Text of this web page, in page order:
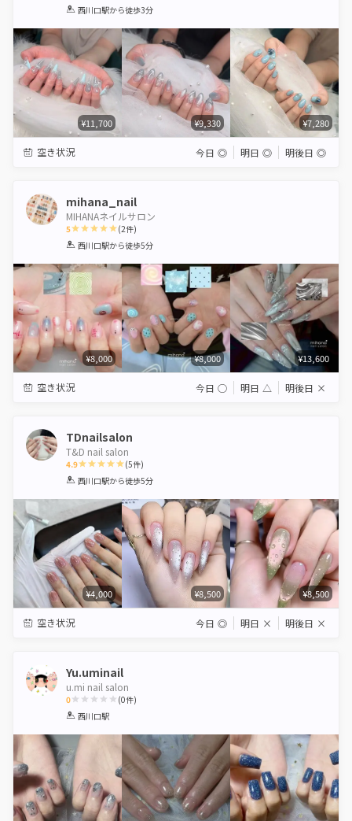
1 2 3 4 5
西川口駅から徒歩3分
¥11,700 ¥9,330 ¥7,280
空き状況 今日 ◎ 明日 ◎ 明後日 ◎
mihana_nail
MIHANAネイルサロン
5
1 2 3 4 5
(2件)
西川口駅から徒歩5分
¥8,000 ¥8,000 ¥13,600
空き状況 今日 ◯ 明日 △ 明後日 ×
TDnailsalon
T&D nail salon
4.9
1 2 3 4 5
(5件)
西川口駅から徒歩5分
¥4,000 ¥8,500 ¥8,500
空き状況 今日 ◎ 明日 × 明後日 ×
Yu.uminail
u.mi nail salon
0
1 2 3 4 5
(0件)
西川口駅